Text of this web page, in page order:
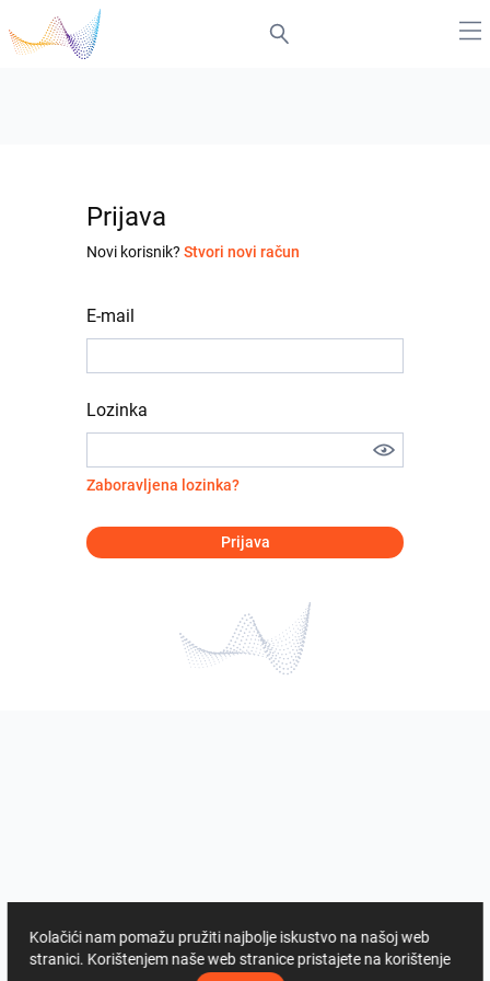
Prijava
Novi korisnik? Stvori novi račun
E-mail
Lozinka
Zaboravljena lozinka?
Prijava
Kolačići nam pomažu pružiti najbolje iskustvo na našoj web
stranici. Korištenjem naše web stranice pristajete na korištenje